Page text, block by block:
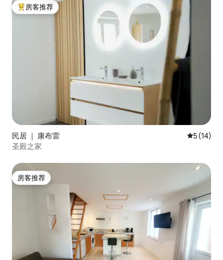
热门「房客推荐」
房客推荐
民居 ｜ 康布雷 平均评分
5 (14)
圣殿之家
房客推荐
房客推荐